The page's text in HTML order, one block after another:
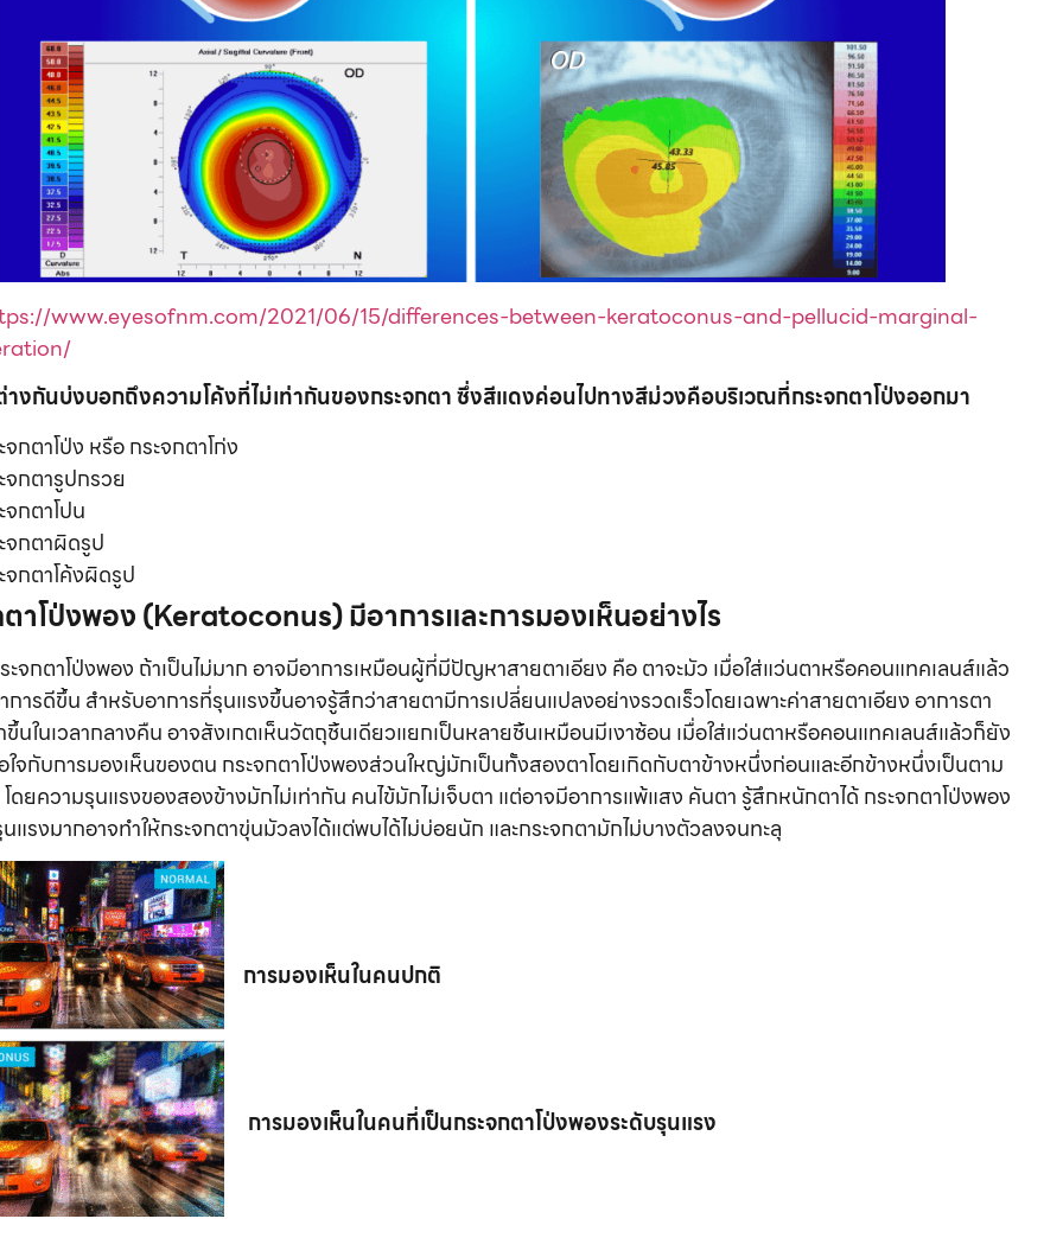
www.eyesofnm.com/2021/06/15/differences-between-keratoconus-and-pellucid-marginal-
งกันบ่งบอกถึงความโค้งที่ไม่เท่ากันของกระจกตา ซึ่งสีแดงค่อนไปทางสีม่วงคือบริเวณที่กระจกตาโป่งออกมา
จกตาโป่ง หรือ กระจกตาโก่ง
จกตารูปกรวย
จกตาโปน
จกตาผิดรูป
จกตาโค้งผิดรูป
าโป่งพอง(Keratoconus) มีอาการและการมองเห็นอย่างไร
ะจกตาโป่งพอง ถ้าเป็นไม่มาก อาจมีอาการเหมือนผู้ที่มีปัญหาสายตาเอียง คือ ตาจะมัว เมื่อใส่แว่นตาหรือคอนแทคเลนส์แล้ว
การดีขึ้น สำหรับอาการที่รุนแรงขึ้นอาจรู้สึกว่าสายตามีการเปลี่ยนแปลงอย่างรวดเร็วโดยเฉพาะค่าสายตาเอียง อาการตา
ขึ้นในเวลากลางคืน อาจสังเกตเห็นวัตถุชิ้นเดียวแยกเป็นหลายชิ้นเหมือนมีเงาซ้อน เมื่อใส่แว่นตาหรือคอนแทคเลนส์แล้วก็ยัง
ใจกับการมองเห็นของตน กระจกตาโป่งพองส่วนใหญ่มักเป็นทั้งสองตาโดยเกิดกับตาข้างหนึ่งก่อนและอีกข้างหนึ่งเป็นตาม
ดยความรุนแรงของสองข้างมักไม่เท่ากัน คนไข้มักไม่เจ็บตา แต่อาจมีอาการแพ้แสง คันตา รู้สึกหนักตาได้ กระจกตาโป่งพอง
แรงมากอาจทำให้กระจกตาขุ่นมัวลงได้แต่พบได้ไม่บ่อยนัก และกระจกตามักไม่บางตัวลงจนทะลุ
การมองเห็นในคนปกติ
การมองเห็นในคนที่เป็นกระจกตาโป่งพองระดับรุนแรง